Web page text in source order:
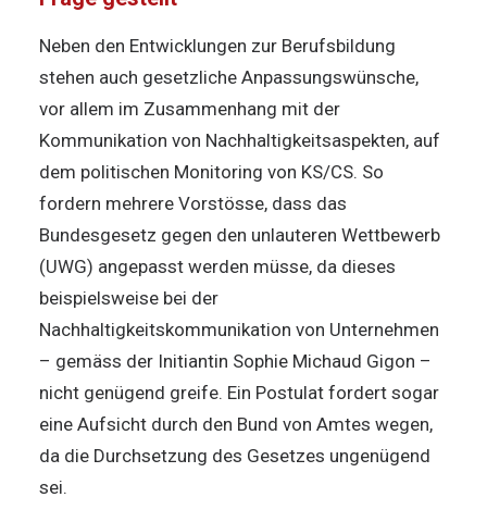
Neben den Entwicklungen zur Berufsbildung
stehen auch gesetzliche Anpassungswünsche,
vor allem im Zusammenhang mit der
Kommunikation von Nachhaltigkeitsaspekten, auf
dem politischen Monitoring von KS/CS. So
fordern mehrere Vorstösse, dass das
Bundesgesetz gegen den unlauteren Wettbewerb
(UWG) angepasst werden müsse, da dieses
beispielsweise bei der
Nachhaltigkeitskommunikation von Unternehmen
– gemäss der Initiantin Sophie Michaud Gigon –
nicht genügend greife. Ein Postulat fordert sogar
eine Aufsicht durch den Bund von Amtes wegen,
da die Durchsetzung des Gesetzes ungenügend
sei.